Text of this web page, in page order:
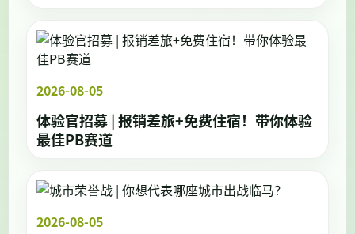
2026-08-05
体验官招募 | 报销差旅+免费住宿！带你体验
最佳PB赛道
2026-08-05